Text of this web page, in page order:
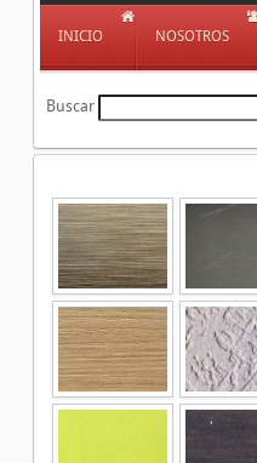
INICIO NOSOTROS
Buscar